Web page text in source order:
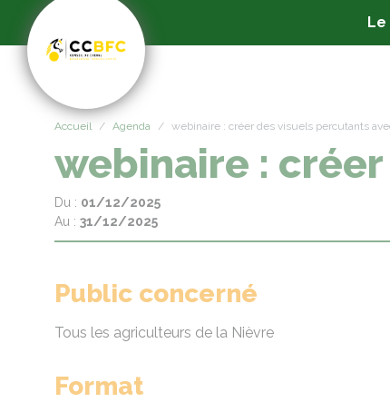
Le
Accueil Agenda webinaire : créer des visuels percutants
webinaire :
Du : 01/12/2025
Au : 31/12/2025
Public concerné
Tous les agriculteurs de la Nièvre
Format
Panneau de gestion des cookies